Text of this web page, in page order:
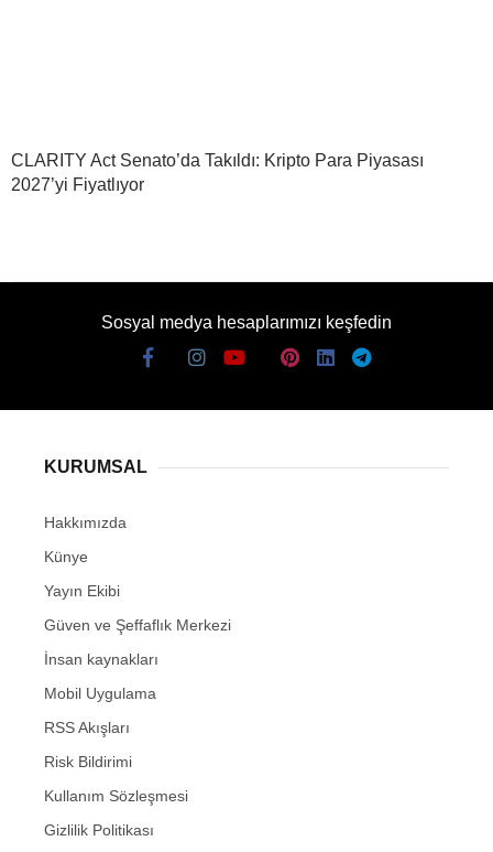
CLARITY Act Senato’da Takıldı: Kripto Para Piyasası
2027’yi Fiyatlıyor
Sosyal medya hesaplarımızı keşfedin
KURUMSAL
Hakkımızda
Künye
Yayın Ekibi
Güven ve Şeffaflık Merkezi
İnsan kaynakları
Mobil Uygulama
RSS Akışları
Risk Bildirimi
Kullanım Sözleşmesi
Gizlilik Politikası